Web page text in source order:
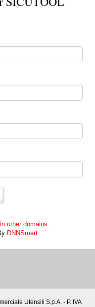
other domains.
DNNSmart
Utensili S.p.A. - P. IVA